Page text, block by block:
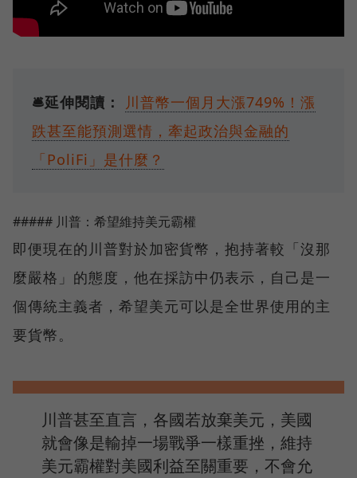
🛎️延伸閱讀：
川普幣一個月大漲749%！漲
跌甚至能預測選情，牽起政治與金融的
「PoliFi」是什麼？
##### 川普：希望維持美元霸權
即便現在的川普對於加密貨幣，抱持著較「沒那
麼嚴格」的態度，他在採訪中仍表示，自己是一
個傳統主義者，希望美元可以是全世界使用的主
要貨幣。
川普甚至直言，各國若放棄美元，美國
就會像是輸掉一場戰爭一樣重挫，維持
美元霸權對美國利益至關重要，不會允